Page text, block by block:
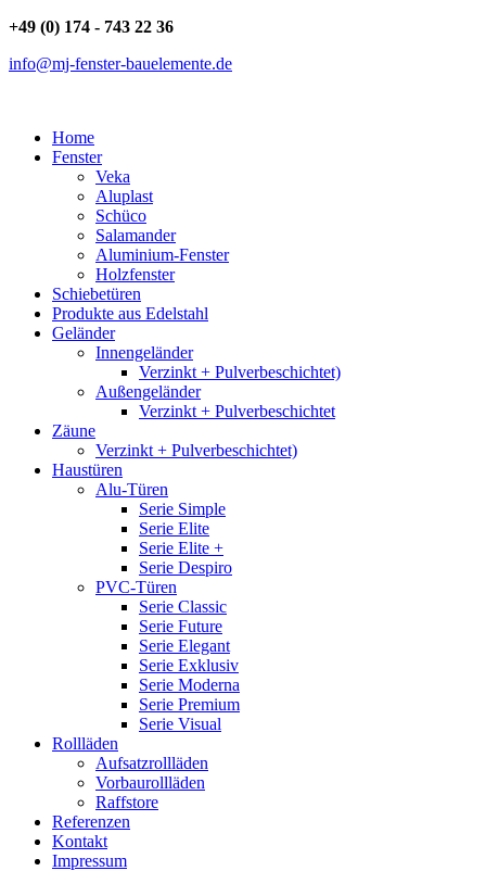
+49 (0) 174 - 743 22 36
info@mj-fenster-bauelemente.de
Home
Fenster
Veka
Aluplast
Schüco
Salamander
Aluminium-Fenster
Holzfenster
Schiebetüren
Produkte aus Edelstahl
Geländer
Innengeländer
Verzinkt + Pulverbeschichtet)
Außengeländer
Verzinkt + Pulverbeschichtet
Zäune
Verzinkt + Pulverbeschichtet)
Haustüren
Alu-Türen
Serie Simple
Serie Elite
Serie Elite +
Serie Despiro
PVC-Türen
Serie Classic
Serie Future
Serie Elegant
Serie Exklusiv
Serie Moderna
Serie Premium
Serie Visual
Rollläden
Aufsatzrollläden
Vorbaurollläden
Raffstore
Referenzen
Kontakt
Impressum